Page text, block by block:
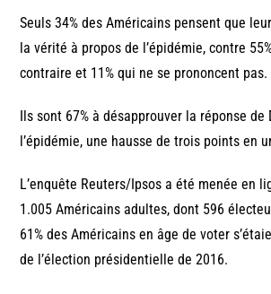
Seuls 34% des Américains pensent que
la vérité à propos de l’épidémie, contre
contraire et 11% qui ne se prononcent pas.
Ils sont 67% à désapprouver la réponse de
l’épidémie, une hausse de trois points en
L’enquête Reuters/Ipsos a été menée en
1.005 Américains adultes, dont 596
61% des Américains en âge de voter
de l’élection présidentielle de 2016.